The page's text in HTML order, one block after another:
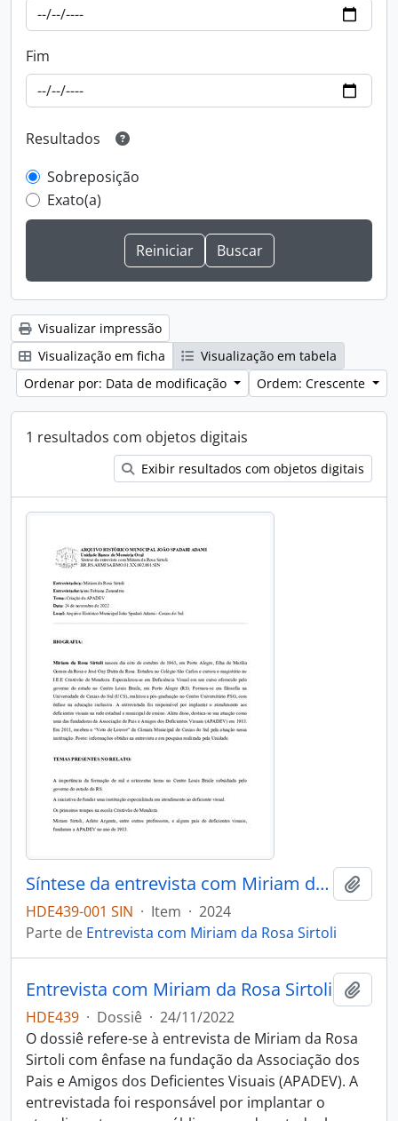
Fim
Resultados
Sobreposição
Exato(a)
Visualizar impressão
Visualização em ficha
Visualização em tabela
Ordenar por: Data de modificação
Ordem: Crescente
1 resultados com objetos digitais
Exibir resultados com objetos digitais
Síntese da entrevista com Miriam da Rosa Sirtoli
HDE439-001 SIN · Item · 2024
Parte de Entrevista com Miriam da Rosa Sirtoli
Entrevista com Miriam da Rosa Sirtoli
HDE439 · Dossiê · 24/11/2022
O dossiê refere-se à entrevista de Miriam da Rosa
Sirtoli com ênfase na fundação da Associação dos
Pais e Amigos dos Deficientes Visuais (APADEV). A
entrevistada foi responsável por implantar o